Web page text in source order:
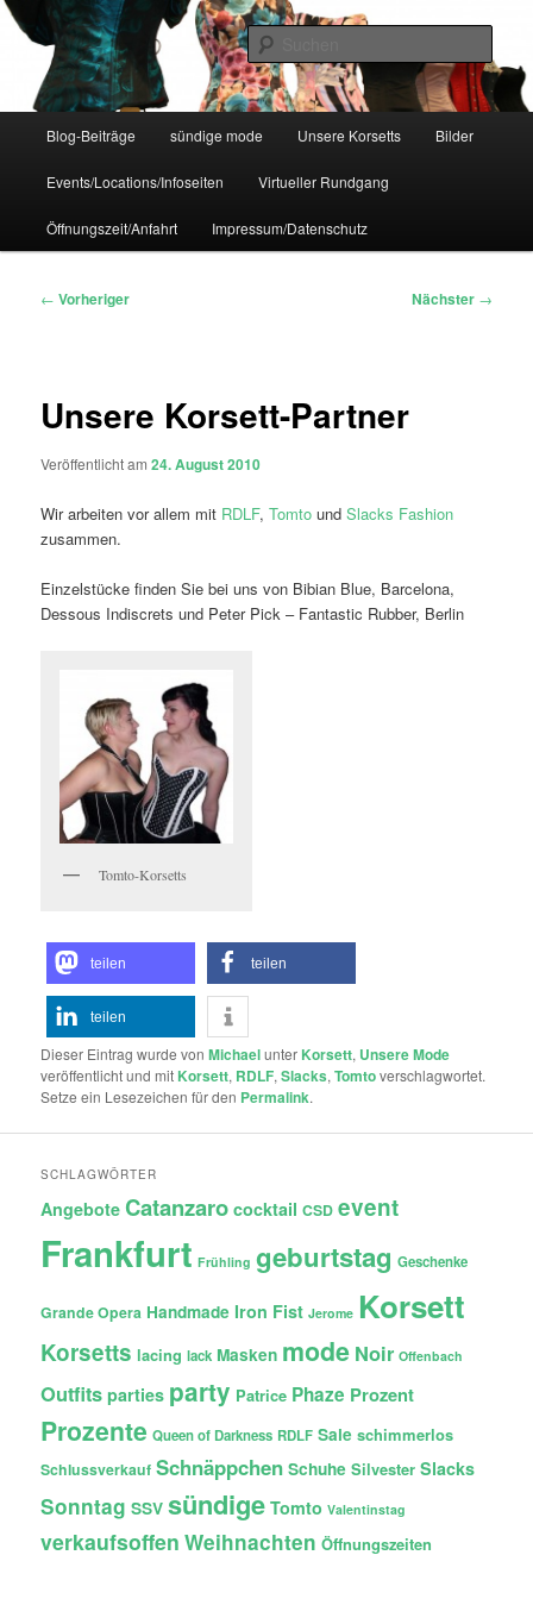
Zum
primären
springenSündige Mode Frankfurt
IHR Laden für Korsetts, Lifestyle-Mode, Club- und Dark-Wear seit 2004
Blog-Beiträge sündige mode Unsere Korsetts Bilder
Events/Locations/Infoseiten Virtueller Rundgang
Öffnungszeit/Anfahrt Impressum/Datenschutz
Beitragsnavigation
← Vorheriger Nächster →
Unsere Korsett-Partner
Veröffentlicht am24. August 2010
Wir arbeiten vor allem mit RDLF,Tomto undSlacks Fashion
zusammen.
Einzelstücke finden Sie bei uns von Bibian Blue, Barcelona,
Dessous Indiscrets und Peter Pick – Fantastic Rubber, Berlin
Tomto-Korsetts
teilen teilen
teilen
Dieser Eintrag wurde vonMichaelunter Korsett, Unsere Mode
veröffentlicht und mit Korsett, RDLF,Slacks,Tomtoverschlagwortet.
Setze ein Lesezeichen für den Permalink.
SCHLAGWÖRTER
Angebote Catanzaro cocktail CSD event
Frankfurt Frühling geburtstag Geschenke
Grande Opera Handmade Iron Fist Jerome Korsett
Korsetts lacing lack Masken mode Noir Offenbach
Outfits parties party Patrice Phaze Prozent
Prozente Queen of Darkness RDLF Sale schimmerlos
Schlussverkauf Schnäppchen Schuhe Silvester Slacks
Sonntag SSV sündige Tomto Valentinstag
verkaufsoffen Weihnachten Öffnungszeiten